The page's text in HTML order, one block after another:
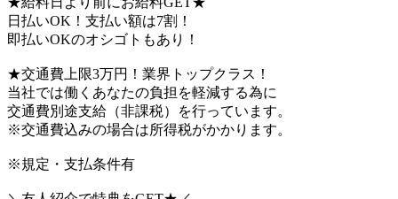
日払いOK！支払い額は7割！
即払いOKのオシゴトもあり！
★交通費上限3万円！業界トップクラス！
当社では働くあなたの負担を軽減する為に
交通費別途支給（非課税）を行っています。
※交通費込みの場合は所得税がかかります。
※規定・支払条件有